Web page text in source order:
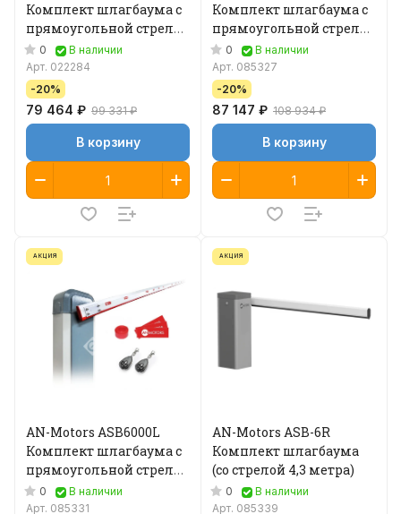
Комплект шлагбаума с
прямоугольной стрелой
4,3 м
0
В наличии
Арт. 022284
-20%
79 464 ₽ 99 331 ₽
В корзину
Комплект шлагбаума с
прямоугольной стрелой
6,3 м
0
В наличии
Арт. 085327
-20%
87 147 ₽ 108 934 ₽
В корзину
АКЦИЯ
AN-Motors ASB6000L
Комплект шлагбаума с
прямоугольной стрелой
5,3 м
0
В наличии
Арт. 085331
АКЦИЯ
AN-Motors ASB-6R
Комплект шлагбаума
(со стрелой 4,3 метра)
0
В наличии
Арт. 085339